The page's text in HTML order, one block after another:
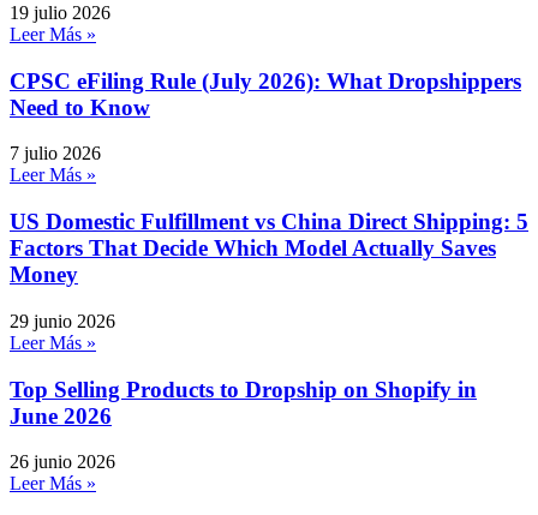
19 julio 2026
Leer Más »
CPSC eFiling Rule (July 2026): What Dropshippers
Need to Know
7 julio 2026
Leer Más »
US Domestic Fulfillment vs China Direct Shipping: 5
Factors That Decide Which Model Actually Saves
Money
29 junio 2026
Leer Más »
Top Selling Products to Dropship on Shopify in
June 2026
26 junio 2026
Leer Más »